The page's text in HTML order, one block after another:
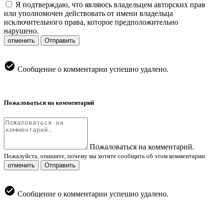
Я подтверждаю, что являюсь владельцем авторских прав
или уполномочен действовать от имени владельца
исключительного права, которое предположительно
нарушено.
отменить Отправить
Сообщение о комментарии успешно удалено.
Пожаловаться на комментарий
Пожаловаться на комментарий.
Пожалуйста, опишите, почему вы хотите сообщить об этом комментарии.
отменить
Отправить
Сообщение о комментарии успешно удалено.